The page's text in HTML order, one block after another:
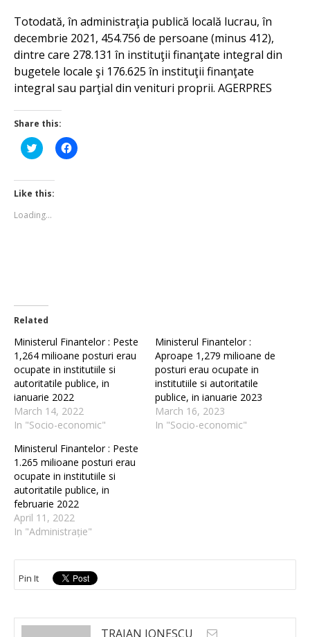
Totodată, în administraţia publică locală lucrau, în
decembrie 2021, 454.756 de persoane (minus 412),
dintre care 278.131 în instituţii finanţate integral din
bugetele locale şi 176.625 în instituţii finanţate
integral sau parţial din venituri proprii. AGERPRES
Share this:
Click
to
Twitter
(Opens
in
window)
Click
to
Like this:
Loading...
Related
Ministerul Finantelor : Peste
1,264 milioane posturi erau
ocupate in institutiile si
autoritatile publice, in
ianuarie 2022
March 14, 2022
In "Socio-economic"
Ministerul Finantelor :
Aproape 1,279 milioane de
posturi erau ocupate in
institutiile si autoritatile
publice, in ianuarie 2023
March 16, 2023
In "Socio-economic"
Ministerul Finantelor : Peste
1.265 milioane posturi erau
ocupate in institutiile si
autoritatile publice, in
februarie 2022
April 11, 2022
In "Administrație"
Pin It
TRAIAN IONESCU